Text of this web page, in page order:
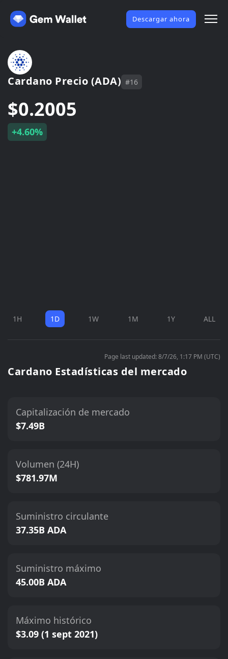
Descargar ahora
Cardano Precio (ADA) #16
$0.2005
+4.60%
1H 1D 1W 1M 1Y ALL
Page last updated: 8/7/26, 1:17 PM (UTC)
Cardano Estadísticas del mercado
Capitalización de mercado
$7.49B
Volumen (24H)
$781.97M
Suministro circulante
37.35B ADA
Suministro máximo
45.00B ADA
Máximo histórico
$3.09 (1 sept 2021)